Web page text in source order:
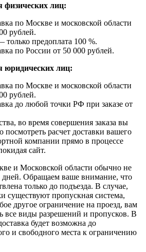
физических лиц:
по Москве и московской области
рублей.
предоплата 100 %.
по России от 50 000 рублей.
юридических лиц:
по Москве и московской области
рублей.
до любой точки РФ при заказе от
во время совершения заказа вы
посмотреть расчет доставки вашего
компании прямо в процессе
сайт.
и Московской области обычно не
дней. Обращаем ваше внимание, что
только до подъезда. В случае,
существуют пропускная система,
другое ограничение на проезд, вам
все виды разрешений и пропусков. В
будет возможна до
и свободного места к ограничению